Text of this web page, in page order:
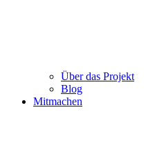
Über das Projekt
Blog
Mitmachen